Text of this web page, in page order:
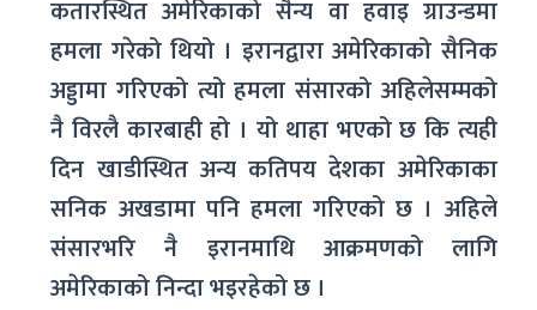
कतारस्थित अमेरिकाको सैन्य वा हवाइ ग्राउन्डमा
हमला गरेको थियो । इरानद्वारा अमेरिकाको सैनिक
अड्डामा गरिएको त्यो हमला संसारको अहिलेसम्मको
नै विरलै कारबाही हो । यो थाहा भएको छ कि त्यही
दिन खाडीस्थित अन्य कतिपय देशका अमेरिकाका
सनिक अखडामा पनि हमला गरिएको छ । अहिले
संसारभरि नै इरानमाथि आक्रमणको लागि
अमेरिकाको निन्दा भइरहेको छ ।